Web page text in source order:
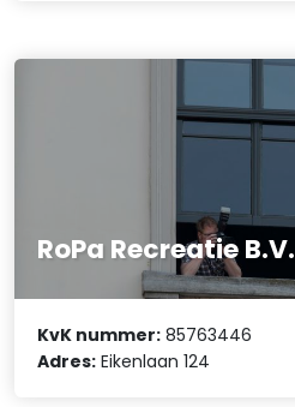
RoPa Recreatie B.V.
KvK nummer: 85763446
Adres: Eikenlaan 124